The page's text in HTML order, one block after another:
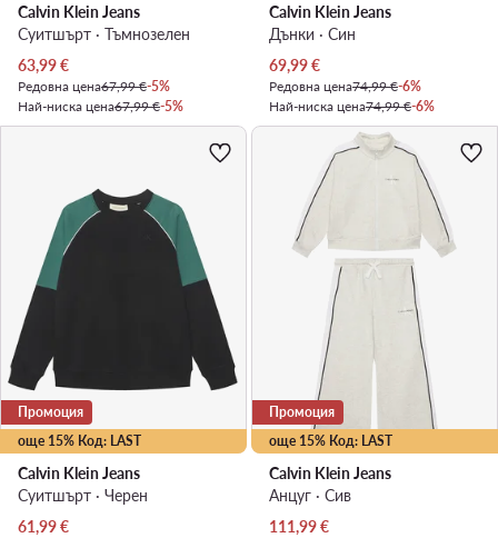
Calvin Klein Jeans
Суитшърт · Тъмнозелен
Актуална цена
63,99€
Редовна цена67,99 €-5%
Най-ниска цена67,99 €-5%
Calvin Klein Jeans
Дънки · Син
Актуална цена
69,99€
Редовна цена74,99 €-6%
Най-ниска цена74,99 €-6%
още 15% Код: LAST
Промоция
Calvin Klein Jeans
Суитшърт · Черен
Актуална цена
61,99€
още 15% Код: LAST
Промоция
Calvin Klein Jeans
Анцуг · Сив
Актуална цена
111,99€